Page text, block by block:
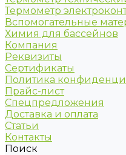
Термометр
Вспомогательные
Химия для бассейнов
Компания
Реквизиты
Сертификаты
Политика
Прайс-лист
Спецпредложения
Доставка и оплата
Статьи
Контакты
Поиск